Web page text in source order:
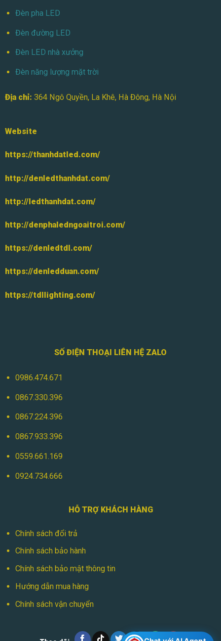
Đèn pha LED
Đèn đường LED
Đèn LED nhà xưởng
Đèn năng lượng mặt trời
Địa chỉ: 364 Ngô Quyền, La Khê, Hà Đông, Hà Nội
Website
https://thanhdatled.com/
http://denledthanhdat.com/
http://ledthanhdat.com/
http://denphaledngoaitroi.com/
https://denledtdl.com/
https://denledduan.com/
https://tdllighting.com/
SỐ ĐIỆN THOẠI LIÊN HỆ ZALO
0986.474.671
0867.330.396
0867.224.396
0867.933.396
0559.661.169
0924.734.666
HỖ TRỢ KHÁCH HÀNG
Chính sách đổi trả
Chính sách bảo hành
Chính sách bảo mật thông tin
Hướng dẫn mua hàng
Chính sách vận chuyển